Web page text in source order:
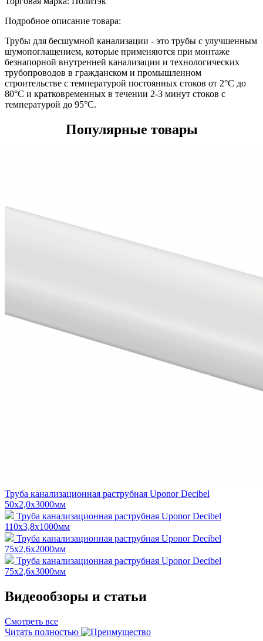
Подробное описание товара:
Трубы для бесшумной канализации - это трубы с улучшенным
шумопоглащением, которые применяются при монтаже
безнапорной внутренней канализации и технологических
трубопроводов в гражданском и промышленном
строительстве с температурой постоянных стоков от 2°С до
80°С и кратковременных в течении 2-3 минут стоков с
температурой до 95°С.
Популярные товары
Труба канализационная раструбная Uponor Decibel
50x2,0x3000мм
Труба канализационная раструбная Uponor Decibel
110x3,8x1000мм
Труба канализационная раструбная Uponor Decibel
75x2,6x2000мм
Труба канализационная раструбная Uponor Decibel
75x2,6x3000мм
Видеообзоры и статьи
Смотреть все
Читать полностью